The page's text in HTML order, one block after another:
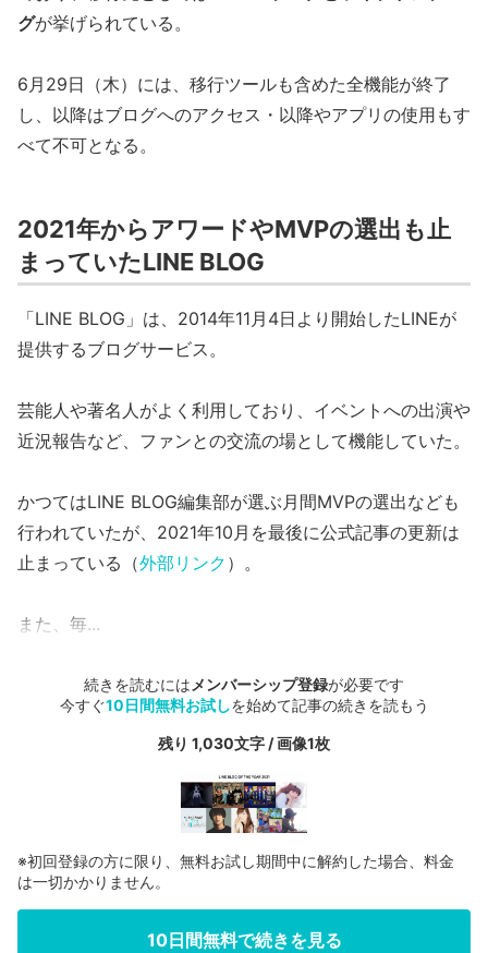
グが挙げられている。
6月29日（木）には、移行ツールも含めた全機能が終了
し、以降はブログへのアクセス・以降やアプリの使用もす
べて不可となる。
2021年からアワードやMVPの選出も止
まっていたLINE BLOG
「LINE BLOG」は、2014年11月4日より開始したLINEが
提供するブログサービス。
芸能人や著名人がよく利用しており、イベントへの出演や
近況報告など、ファンとの交流の場として機能していた。
かつてはLINE BLOG編集部が選ぶ月間MVPの選出なども
行われていたが、2021年10月を最後に公式記事の更新は
止まっている（外部リンク ）。
また、毎...
続きを読むにはメンバーシップ登録が必要です
今すぐ10日間無料お試しを始めて記事の続きを読もう
残り 1,030文字 / 画像1枚
※初回登録の方に限り、無料お試し期間中に解約した場合、料金
は一切かかりません。
10日間無料で続きを見る